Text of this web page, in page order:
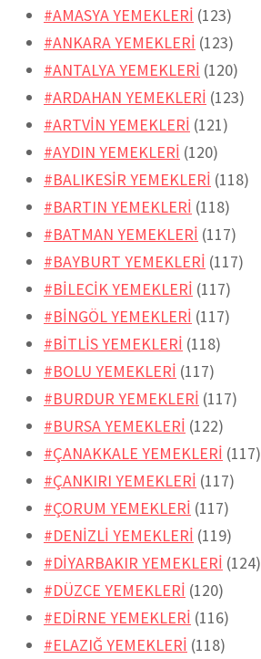
#AMASYA YEMEKLERİ (123)
#ANKARA YEMEKLERİ (123)
#ANTALYA YEMEKLERİ (120)
#ARDAHAN YEMEKLERİ (123)
#ARTVİN YEMEKLERİ (121)
#AYDIN YEMEKLERİ (120)
#BALIKESİR YEMEKLERİ (118)
#BARTIN YEMEKLERİ (118)
#BATMAN YEMEKLERİ (117)
#BAYBURT YEMEKLERİ (117)
#BİLECİK YEMEKLERİ (117)
#BİNGÖL YEMEKLERİ (117)
#BİTLİS YEMEKLERİ (118)
#BOLU YEMEKLERİ (117)
#BURDUR YEMEKLERİ (117)
#BURSA YEMEKLERİ (122)
#ÇANAKKALE YEMEKLERİ (117)
#ÇANKIRI YEMEKLERİ (117)
#ÇORUM YEMEKLERİ (117)
#DENİZLİ YEMEKLERİ (119)
#DİYARBAKIR YEMEKLERİ (124)
#DÜZCE YEMEKLERİ (120)
#EDİRNE YEMEKLERİ (116)
#ELAZIĞ YEMEKLERİ (118)